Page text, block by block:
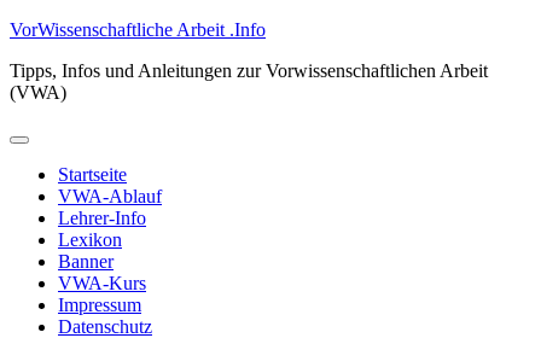
Zum
springen
VorWissenschaftliche Arbeit .Info
Tipps, Infos und Anleitungen zur Vorwissenschaftlichen Arbeit
(VWA)
Primäres
Startseite
VWA-Ablauf
Lehrer-Info
Lexikon
Banner
VWA-Kurs
Impressum
Datenschutz